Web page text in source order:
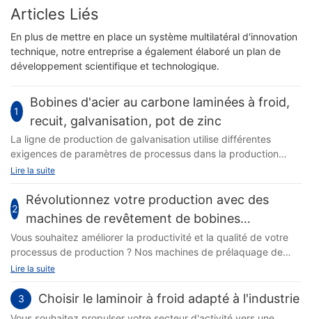
Articles Liés
En plus de mettre en place un système multilatéral d'innovation
technique, notre entreprise a également élaboré un plan de
développement scientifique et technologique.
1
Bobines d'acier au carbone laminées à froid,
recuit, galvanisation, pot de zinc
La ligne de production de galvanisation utilise différentes
exigences de paramètres de processus dans la production
réelle en raison des différents composants du liquide de zinc. Il
GI, zinc pur (&ge ; 99,8 %), 2. GL, alliages de zinc et
d'aluminium (avec différentes proportions de composition)
Lire la suite
2
Révolutionnez votre production avec des
machines de revêtement de bobines
avancées : précision, efficacité et qualité
Vous souhaitez améliorer la productivité et la qualité de votre
processus de production ? Nos machines de prélaquage de
bobines de pointe sont faites pour vous. Avec la précision,
révolutionnaires transforment l’industrie. Découvrez comment
ces technologies innovantes peuvent rationaliser vos opérations
Lire la suite
3 Choisir le laminoir à froid adapté à l'industrie